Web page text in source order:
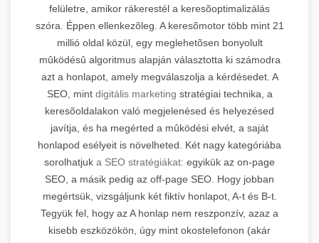
felületre, amikor rákerestél a keresõoptimalizálás
szóra. Éppen ellenkezõleg. A keresõmotor több mint 21
millió oldal közül, egy meglehetõsen bonyolult
mûködésû algoritmus alapján választotta ki számodra
azt a honlapot, amely megválaszolja a kérdésedet. A
SEO, mint digitális marketing stratégiai technika, a
keresõoldalakon való megjelenésed és helyezésed
javítja, és ha megérted a mûködési elvét, a saját
honlapod esélyeit is növelheted. Két nagy kategóriába
sorolhatjuk a SEO stratégiákat: egyikük az on-page
SEO, a másik pedig az off-page SEO. Hogy jobban
megértsük, vizsgáljunk két fiktív honlapot, A-t és B-t.
Tegyük fel, hogy az A honlap nem reszponzív, azaz a
kisebb eszközökön, úgy mint okostelefonon (akár